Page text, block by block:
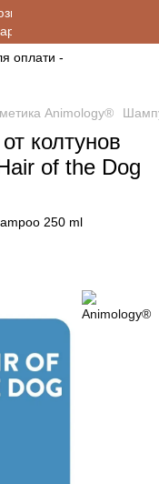
оплати -
Animology®
колтунов
of the Dog
250 ml